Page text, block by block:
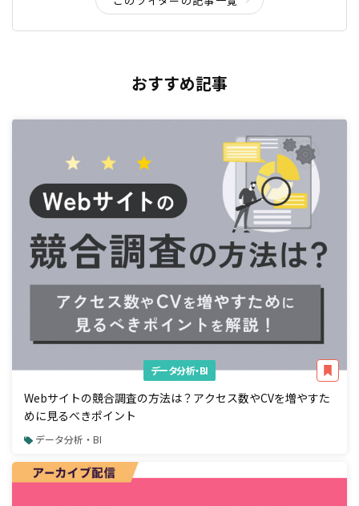
おすすめ記事
データ分析・BI
Webサイトの競合調査の方法は？アクセス数やCVを増やすた
めに見るべきポイント
データ分析・BI